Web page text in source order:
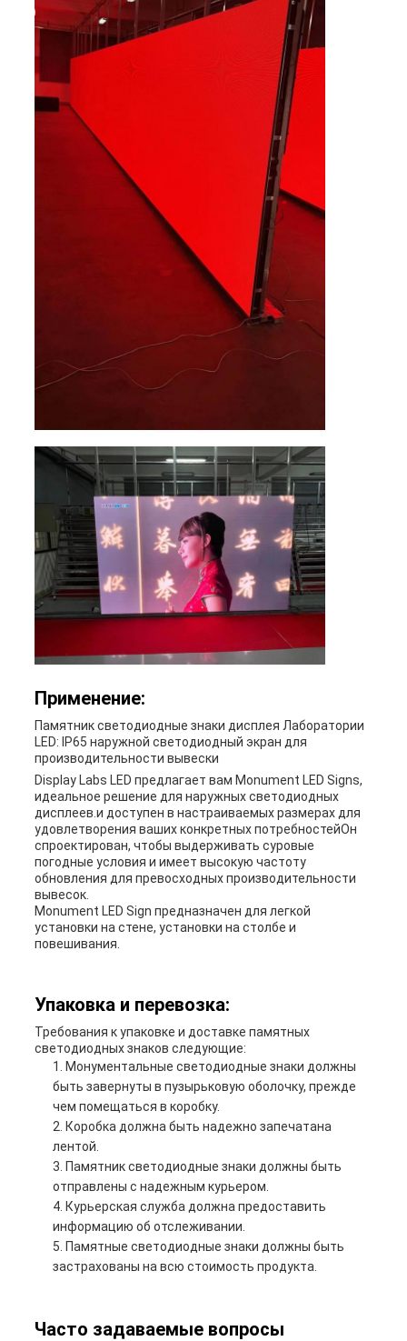
Применение:
Памятник светодиодные знаки дисплея Лаборатории
LED: IP65 наружной светодиодный экран для
производительности вывески
Display Labs LED предлагает вам Monument LED Signs,
идеальное решение для наружных светодиодных
дисплеев.и доступен в настраиваемых размерах для
удовлетворения ваших конкретных потребностейОн
спроектирован, чтобы выдерживать суровые
погодные условия и имеет высокую частоту
обновления для превосходных производительности
вывесок.
Monument LED Sign предназначен для легкой
установки на стене, установки на столбе и
повешивания.
Упаковка и перевозка:
Требования к упаковке и доставке памятных
светодиодных знаков следующие:
Монументальные светодиодные знаки должны
быть завернуты в пузырьковую оболочку, прежде
чем помещаться в коробку.
Коробка должна быть надежно запечатана
лентой.
Памятник светодиодные знаки должны быть
отправлены с надежным курьером.
Курьерская служба должна предоставить
информацию об отслеживании.
Памятные светодиодные знаки должны быть
застрахованы на всю стоимость продукта.
Часто задаваемые вопросы